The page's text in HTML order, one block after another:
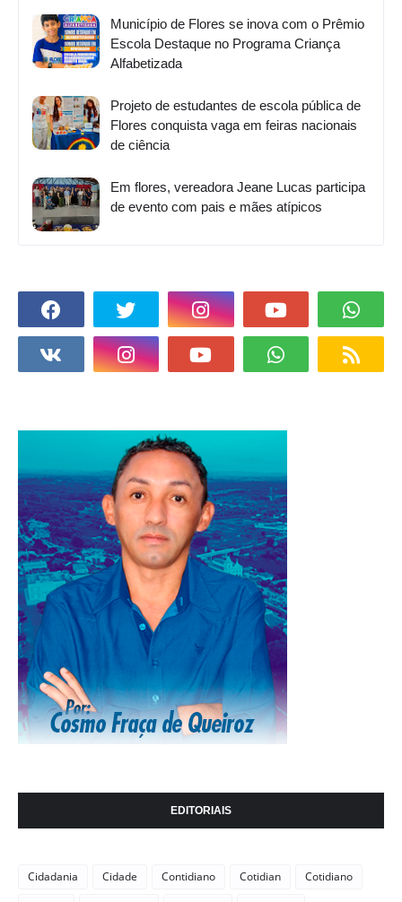
Município de Flores se inova com o Prêmio
Escola Destaque no Programa Criança
Alfabetizada
Projeto de estudantes de escola pública de
Flores conquista vaga em feiras nacionais
de ciência
Em flores, vereadora Jeane Lucas participa
de evento com pais e mães atípicos
EDITORIAIS
Cidadania Cidade Contidiano Cotidian
Cotidiano